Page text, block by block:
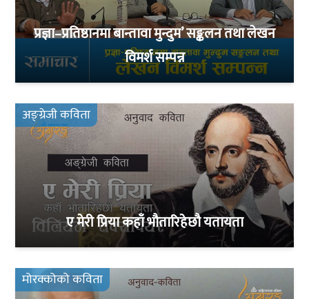
प्रज्ञा–प्रतिष्ठानमा बान्तावा मुन्दुम’ सङ्कलन तथा लेखन
विमर्श सम्पन्न
अङ्ग्रेजी कविता
ए मेरी प्रिया कहाँ भौतारिहेछौ यतायता
मोरक्कोको कविता